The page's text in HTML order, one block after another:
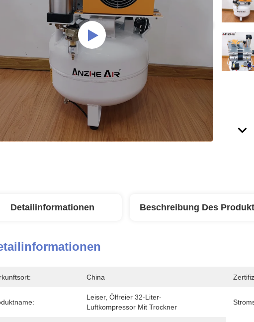
Detailinformationen Beschreibung Des
China
Leiser, Ölfreier 32-Liter-
Luftkompressor Mit Trockner